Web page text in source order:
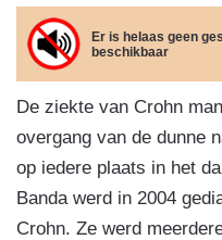
Er is helaas geen
beschikbaar
De ziekte van Crohn
overgang van de dunne
op iedere plaats in het
Banda werd in 2004
Crohn. Ze werd